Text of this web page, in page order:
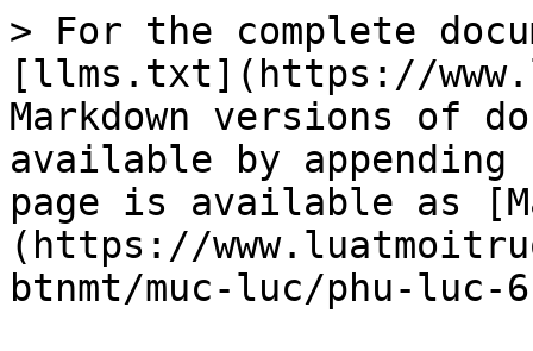
> For the complete
[llms.txt](https://
Markdown versions of
available by
page is available as
(https://
btnmt/muc-luc/phu-luc-